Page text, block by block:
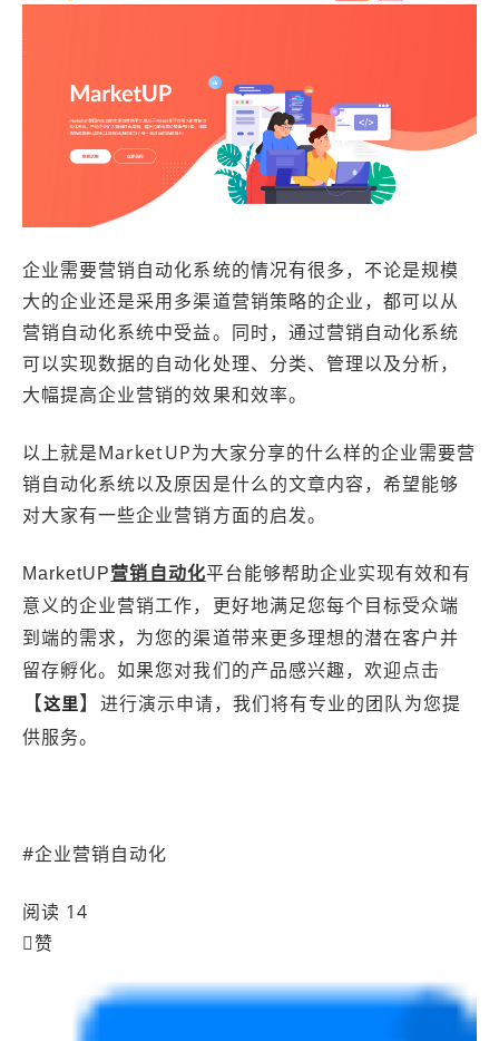
企业需要营销自动化系统的情况有很多，不论是规模
大的企业还是采用多渠道营销策略的企业，都可以从
营销自动化系统中受益。同时，通过营销自动化系统
可以实现数据的自动化处理、分类、管理以及分析，
大幅提高企业营销的效果和效率。
以上就是MarketUP为大家分享的什么样的企业需要营
销自动化系统以及原因是什么的文章内容，希望能够
对大家有一些企业营销方面的启发。
MarketUP营销自动化平台能够帮助企业实现有效和有
意义的企业营销工作，更好地满足您每个目标受众端
到端的需求，为您的渠道带来更多理想的潜在客户并
留存孵化。如果您对我们的产品感兴趣，欢迎 点击
【这里 】 进行演示申请，我们将有专业的团队为您提
供服务。
#企业营销自动化
阅读 14
赞